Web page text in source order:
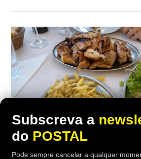
Subscreva a
do POSTAL
Pode sempre cancelar a qualquer